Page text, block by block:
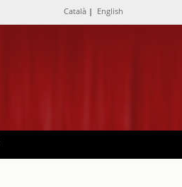
Català | English